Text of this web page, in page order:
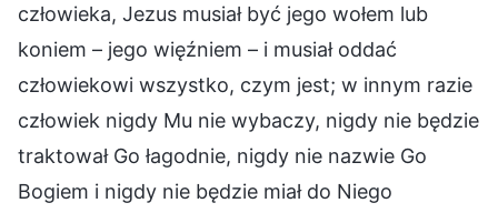
człowieka, Jezus musiał być jego wołem lub
koniem – jego więźniem – i musiał oddać
człowiekowi wszystko, czym jest; w innym razie
człowiek nigdy Mu nie wybaczy, nigdy nie będzie
traktował Go łagodnie, nigdy nie nazwie Go
Bogiem i nigdy nie będzie miał do Niego